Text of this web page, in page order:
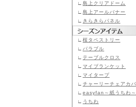
∟ 島上クリアドーム
∟ 島上アールバナー
∟
きらきらパネル
∟ 桜タペストリー
∟ パラブル
∟ テーブルクロス
∟ マイブランケット
∟ マイタープ
∟ チャーリーチェアカ
∟ easyfan～紙うちわ～
∟
うちわ